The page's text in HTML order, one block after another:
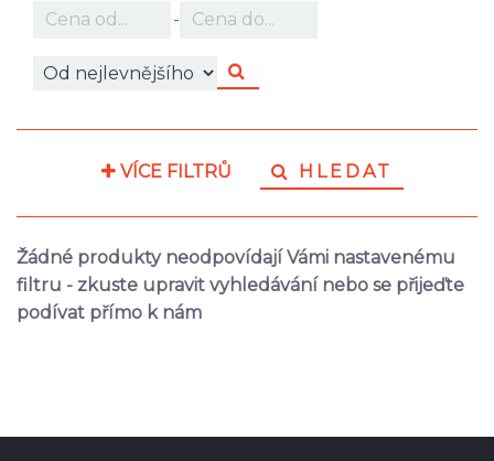
-
VÍCE FILTRŮ HLEDAT
Žádné produkty neodpovídají Vámi nastavenému
filtru - zkuste upravit vyhledávání nebo se přijeďte
podívat přímo k nám